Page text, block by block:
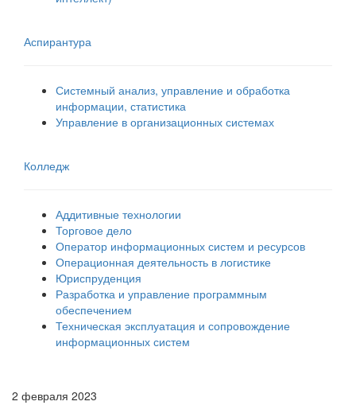
Аспирантура
Системный анализ, управление и обработка
информации, статистика
Управление в организационных системах
Колледж
Аддитивные технологии
Торговое дело
Оператор информационных систем и ресурсов
Операционная деятельность в логистике
Юриспруденция
Разработка и управление программным
обеспечением
Техническая эксплуатация и сопровождение
информационных систем
2 февраля 2023